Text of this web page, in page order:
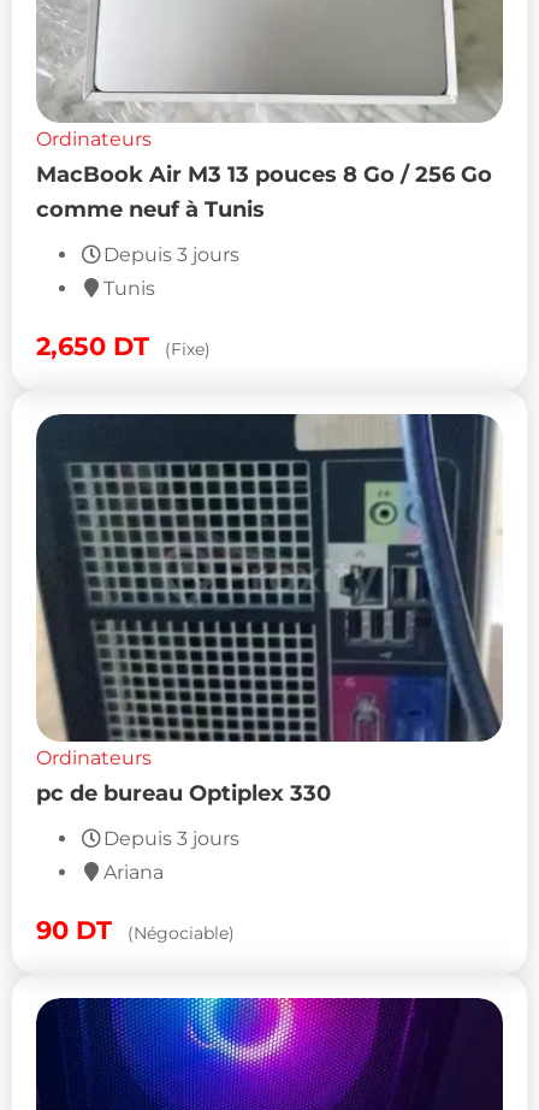
Ordinateurs
MacBook Air M3 13 pouces 8 Go / 256 Go
comme neuf à Tunis
Depuis 3 jours
Tunis
2,650 DT (Fixe)
Ordinateurs
pc de bureau Optiplex 330
Depuis 3 jours
Ariana
90 DT (Négociable)